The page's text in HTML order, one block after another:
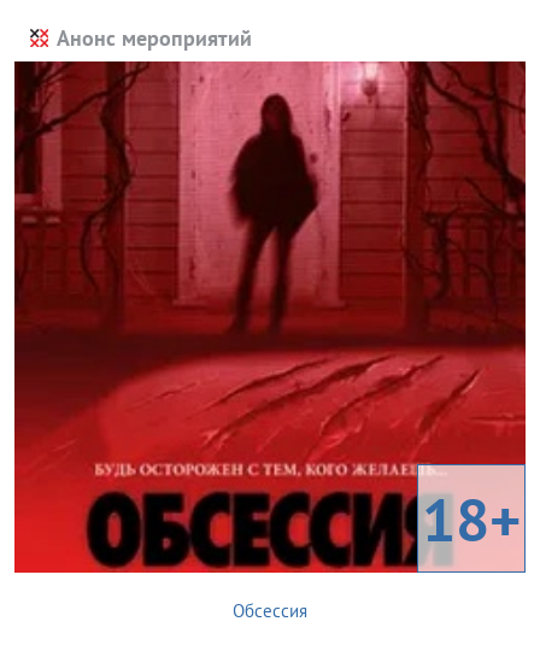
Анонс мероприятий
18+
Обсессия